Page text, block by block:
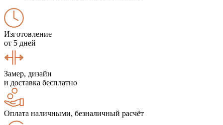
Изготовление
от 5 дней
Замер, дизайн
и доставка бесплатно
Оплата наличными, безналичный расчёт